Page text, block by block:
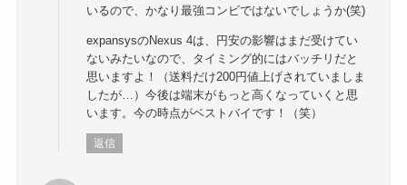
いるので、かなり最強コンビではないでしょうか(笑)
expansysのNexus 4は、円安の影響はまだ受けてい
ないみたいなので、タイミング的にはバッチリだと
思いますよ！（送料だけ200円値上げされていましま
したが…）今後は端末がもっと高くなっていくと思
います。今の時点がベストバイです！（笑）
返信